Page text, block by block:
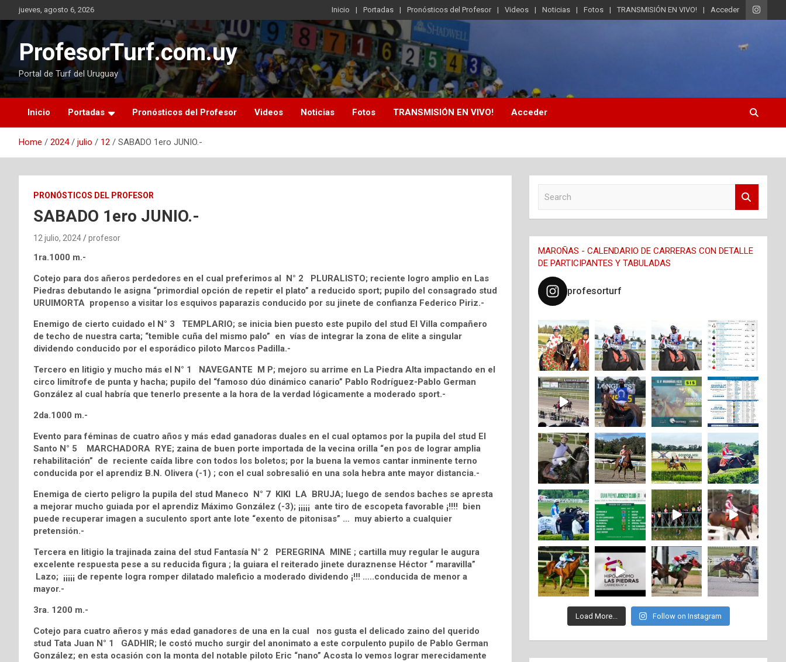
to
content
jueves, agosto 6, 2026 Inicio Portadas Pronósticos del Profesor Videos Noticias Fotos TRANSMISIÓN EN VIVO! Acceder
ProfesorTurf.com.uy
Portal de Turf del Uruguay
Inicio Portadas Pronósticos del Profesor Videos Noticias Fotos TRANSMISIÓN EN VIVO! Acceder
Home 2024 julio 12 SABADO 1ero JUNIO.-
PRONÓSTICOS DEL PROFESOR
SABADO 1ero JUNIO.-
12 julio, 2024 profesor
1ra.1000 m.-
Cotejo para dos añeros perdedores en el cual preferimos al N° 2 PLURALISTO; reciente logro amplio en Las
Piedras debutando le asigna “primordial opción de repetir el plato” a reducido sport; pupilo del consagrado stud
URUIMORTA propenso a visitar los esquivos paparazis conducido por su jinete de confianza Federico Piriz.-
Enemigo de cierto cuidado el N° 3 TEMPLARIO; se inicia bien puesto este pupilo del stud El Villa compañero
de techo de nuestra carta; “temible cuña del mismo palo” en vías de integrar la zona de elite a singular
dividendo conducido por el esporádico piloto Marcos Padilla.-
Tercero en litigio y mucho más el N° 1 NAVEGANTE M P; mejoro su arrime en La Piedra Alta impactando en el
circo limítrofe de punta y hacha; pupilo del “famoso dúo dinámico canario” Pablo Rodríguez-Pablo German
González al cual habría que tenerlo presente a la hora de la verdad lógicamente a moderado sport.-
2da.1000 m.-
Evento para féminas de cuatro años y más edad ganadoras duales en el cual optamos por la pupila del stud El
Santo N° 5 MARCHADORA RYE; zaina de buen porte importada de la vecina orilla “en pos de lograr amplia
rehabilitación” de reciente caída libre con todos los boletos; por la buena la vemos cantar inminente terno
conducida por el aprendiz B.N. Olivera (-1) ; con el cual sobresalió en una sola hebra ante mayor distancia.-
Enemiga de cierto peligro la pupila del stud Maneco N° 7 KIKI LA BRUJA; luego de sendos baches se apresta
a mejorar mucho guiada por el aprendiz Máximo González (-3); ¡¡¡¡¡ ante tiro de escopeta favorable ¡!!!! bien
puede recuperar imagen a suculento sport ante lote “exento de pitonisas” … muy abierto a cualquier
pretensión.-
Tercera en litigio la trajinada zaina del stud Fantasía N° 2 PEREGRINA MINE ; cartilla muy regular le augura
excelente respuesta pese a su reducida figura ; la guiara el reiterado jinete duraznense Héctor “ maravilla”
Lazo; ¡¡¡¡¡ de repente logra romper dilatado maleficio a moderado dividendo ¡!!! …..conducida de menor a
mayor.-
3ra. 1200 m.-
Cotejo para cuatro añeros y más edad ganadores de una en la cual nos gusta el delicado zaino del querido
stud Tata Juan N° 1 GADHIR; le costó mucho surgir del anonimato a este corpulento pupilo de Pablo German
González; en esta ocasión con la monta del notable piloto Eric “nano” Acosta lo vemos lograr merecidamente
c
h
MAROÑAS - CALENDARIO DE CARRERAS CON DETALLE
DE PARTICIPANTES Y TABULADAS
profesorturf
Load More... Follow on Instagram